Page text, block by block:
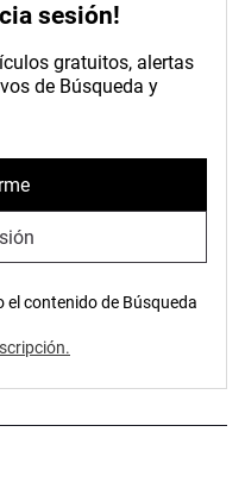
sesión!
gratuitos, alertas
de Búsqueda y
contenido de Búsqueda